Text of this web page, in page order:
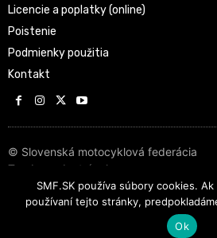
Licencie a poplatky (online)
Poistenie
Podmienky použitia
Kontakt
© Slovenská motocyklová federácia
Tvorba web stránok
SMF.SK používa súbory cookies.
používaní tejto stránky,
Ok